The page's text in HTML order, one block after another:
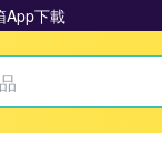
App下載